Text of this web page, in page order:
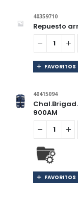
40359710
Repuesto
FAVORITOS
40415094
900AM
FAVORITOS